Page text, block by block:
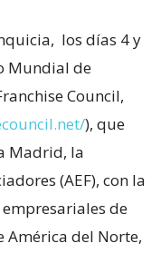
los días 4 y
Mundial de
Council,
), que
Madrid, la
(AEF), con la
de
América del Norte,